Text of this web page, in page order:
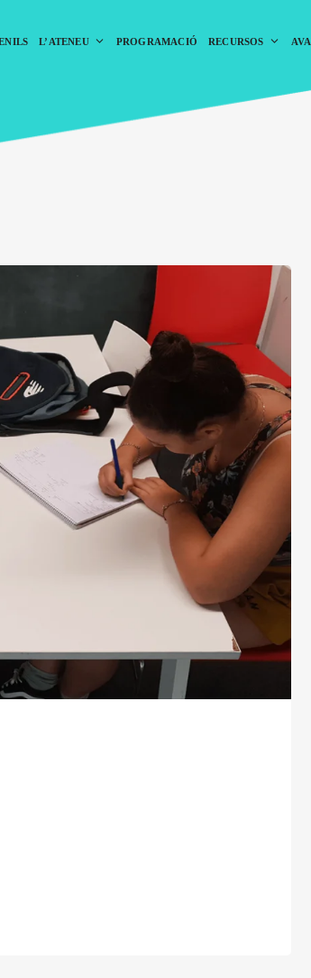
L’ATENEU PROGRAMACIÓ RECURSOS